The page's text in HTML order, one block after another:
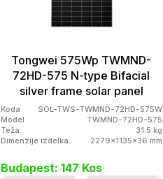
Tongwei 575Wp TWMND-
72HD-575 N-type Bifacial
silver frame solar panel
Koda
SOL-TWS-TWMND-72HD-575W
Model
TWMND-72HD-575
Teža
31.5 kg
Dimenzije izdelka
2279x1135x36 mm
Budapest: 147 Kos